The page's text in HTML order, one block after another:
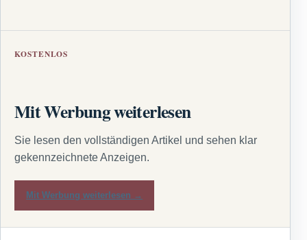
KOSTENLOS
Mit Werbung weiterlesen
Sie lesen den vollständigen Artikel und sehen klar
gekennzeichnete Anzeigen.
Mit Werbung weiterlesen →